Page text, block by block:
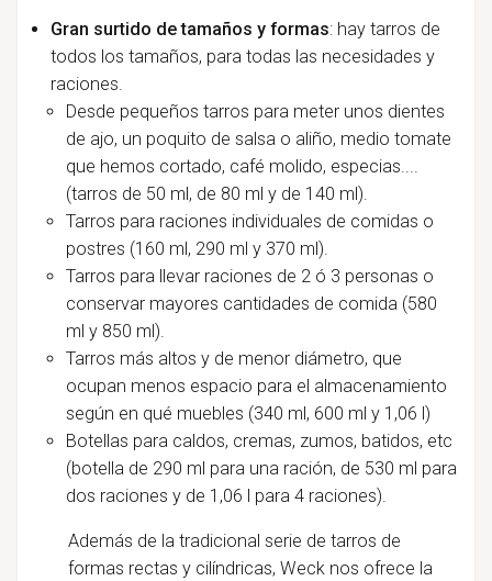
Gran surtido de tamaños y formas: hay tarros de
todos los tamaños, para todas las necesidades y
raciones.
Desde pequeños tarros para meter unos dientes
de ajo, un poquito de salsa o aliño, medio tomate
que hemos cortado, café molido, especias....
(tarros de 50 ml, de 80 ml y de 140 ml).
Tarros para raciones individuales de comidas o
postres (160 ml, 290 ml y 370 ml).
Tarros para llevar raciones de 2 ó 3 personas o
conservar mayores cantidades de comida (580
ml y 850 ml).
Tarros más altos y de menor diámetro, que
ocupan menos espacio para el almacenamiento
según en qué muebles (340 ml, 600 ml y 1,06 l)
Botellas para caldos, cremas, zumos, batidos, etc
(botella de 290 ml para una ración, de 530 ml para
dos raciones y de 1,06 l para 4 raciones).
Además de la tradicional serie de tarros de
formas rectas y cilíndricas, Weck nos ofrece la